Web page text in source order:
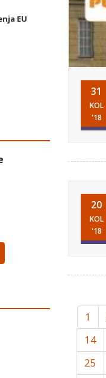
EU
31
KOL
'18
20
KOL
'18
1
14
25